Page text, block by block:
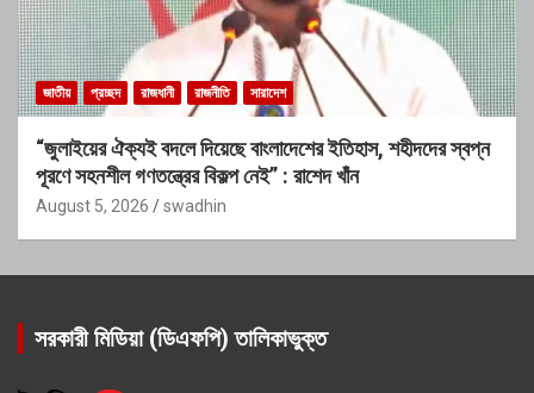
জাতীয় প্রচ্ছদ রাজধানী রাজনীতি সারাদেশ
“জুলাইয়ের ঐক্যই বদলে দিয়েছে বাংলাদেশের ইতিহাস, শহীদদের স্বপ্ন
পূরণে সহনশীল গণতন্ত্রের বিকল্প নেই” : রাশেদ খাঁন
August 5, 2026 swadhin
সরকারী মিডিয়া (ডিএফপি) তালিকাভুক্ত